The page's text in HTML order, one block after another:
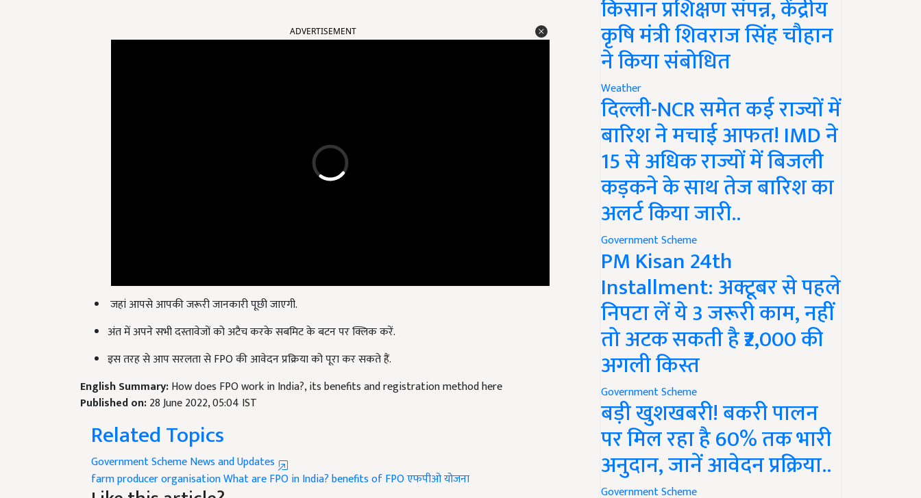
जहां आपसे आपकी जरूरी जानकारी पूछी जाएगी.
अंत में अपने सभी दस्तावेजों को अटैच करके सबमिट के बटन पर क्लिक करें.
English Summary:
How does FPO work in India?, its benefits and registration method here
Published on:28 June 2022, 05:04 IST
Related Topics
Government Scheme News and Updates
farm producer organisationWhat are FPO in India?
Like this article?
किसान प्रशिक्षण संपन्न, केंद्रीय
कृषि मंत्री शिवराज सिंह चौहान
ने किया संबोधित
Weather
दिल्ली-NCR समेत कई राज्यों में
बारिश ने मचाई आफत! IMD ने
15 से अधिक राज्यों में बिजली
कड़कने के साथ तेज बारिश का
अलर्ट किया जारी..
Government Scheme
PM Kisan 24th
Installment: अक्टूबर से पहले
निपटा लें ये 3 जरूरी काम, नहीं
तो अटक सकती है ₹2,000 की
अगली किस्त
Government Scheme
बड़ी खुशखबरी! बकरी पालन
पर मिल रहा है 60% तक भारी
अनुदान, जानें आवेदन प्रक्रिया..
Government Scheme